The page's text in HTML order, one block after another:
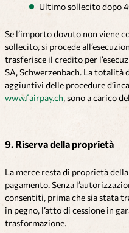
Ultimo sollecito dopo
Se l’importo dovuto non viene
sollecito, si procede
trasferisce il credito per
SA, Schwerzenbach. La totalità
aggiuntivi delle procedure
www.fairpay.ch, sono a carico
9. Riserva della proprietà
La merce resta di proprietà
pagamento. Senza
consentiti, prima che sia stata
in pegno, l’atto di cessione in
trasformazione.